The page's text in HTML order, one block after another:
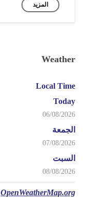
المزيد
Weather
Local Time
Today
06/08/2026
الجمعة
07/08/2026
السبت
08/08/2026
OpenWeatherMap.org